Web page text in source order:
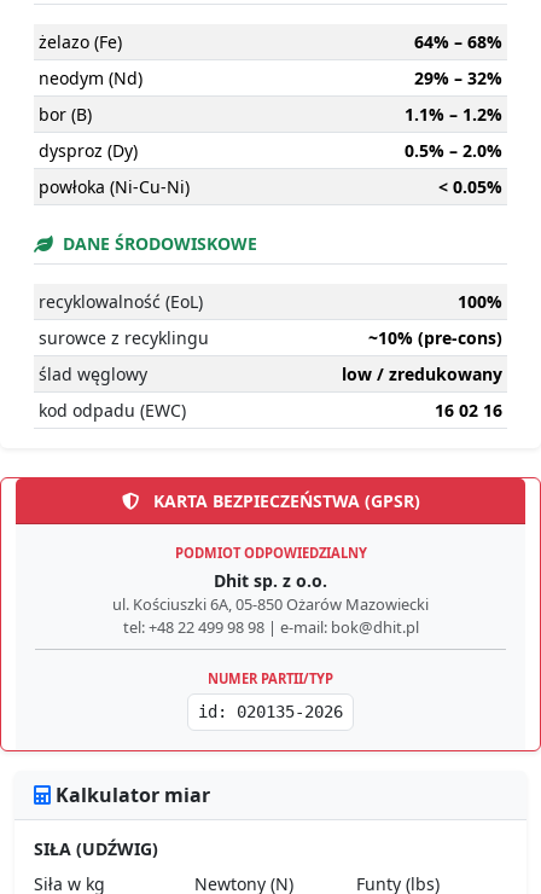
żelazo (Fe)
64% – 68%
neodym (Nd)
29% – 32%
bor (B)
1.1% – 1.2%
dysproz (Dy)
0.5% – 2.0%
powłoka (Ni-Cu-Ni)
< 0.05%
DANE ŚRODOWISKOWE
recyklowalność (EoL)
100%
surowce z recyklingu
~10% (pre-cons)
ślad węglowy
low / zredukowany
kod odpadu (EWC)
16 02 16
KARTA BEZPIECZEŃSTWA (GPSR)
PODMIOT ODPOWIEDZIALNY
Dhit sp. z o.o.
ul. Kościuszki 6A, 05-850 Ożarów Mazowiecki
tel: +48 22 499 98 98 | e-mail: bok@dhit.pl
NUMER PARTII/TYP
id: 020135-2026
Kalkulator miar
SIŁA (UDŹWIG)
Siła w kg
Newtony (N) Funty (lbs)